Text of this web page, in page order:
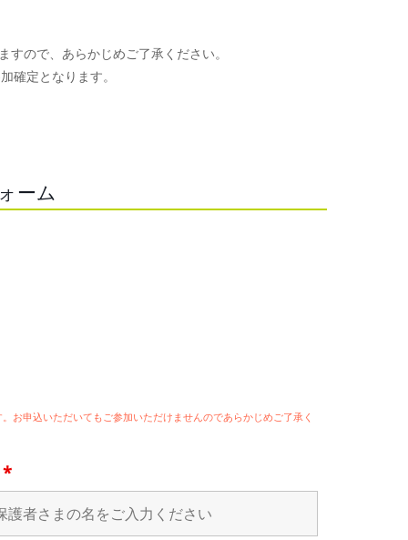
ので、あらかじめご了承ください。
確定となります。
ーム
お申込いただいてもご参加いただけませんのであらかじめご了承く
*